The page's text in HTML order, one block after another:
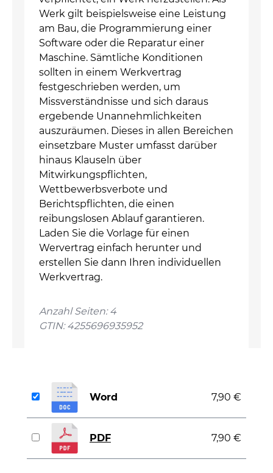
Werk gilt beispielsweise eine Leistung
am Bau, die Programmierung einer
Software oder die Reparatur einer
Maschine. Sämtliche Konditionen
sollten in einem Werkvertrag
festgeschrieben werden, um
Missverständnisse und sich daraus
ergebende Unannehmlichkeiten
auszuräumen. Dieses in allen Bereichen
einsetzbare Muster umfasst darüber
hinaus Klauseln über
Mitwirkungspflichten,
Wettbewerbsverbote und
Berichtspflichten, die einen
reibungslosen Ablauf garantieren.
Laden Sie die Vorlage für einen
Wervertrag einfach herunter und
erstellen Sie dann Ihren individuellen
Werkvertrag.
Anzahl Seiten: 4
GTIN: 4255696935952
Word 7,90 €
PDF 7,90 €